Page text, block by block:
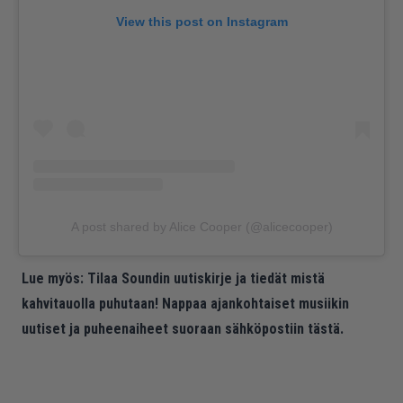
View this post on Instagram
A post shared by Alice Cooper (@alicecooper)
Lue myös: Tilaa Soundin uutiskirje ja tiedät mistä
kahvitauolla puhutaan! Nappaa ajankohtaiset musiikin
uutiset ja puheenaiheet suoraan sähköpostiin tästä.